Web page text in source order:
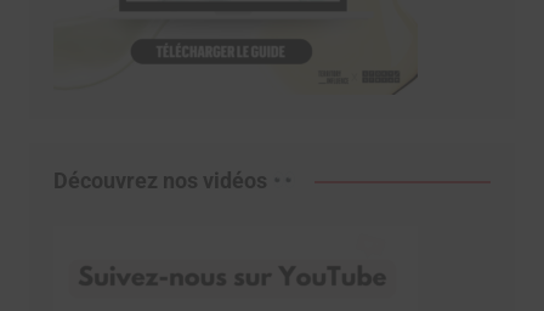
Découvrez nos vidéos